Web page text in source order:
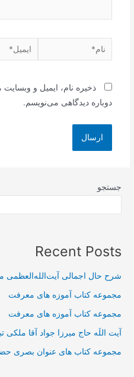
نام* ایمیل*
ذخیره نام، ایمیل و
دوباره دیدگاهی می‌نویسم.
جستجو
Recent Posts
شرح حال اجمالی آیت‌الله‌العظمی
مجموعه کتاب آموزه های معرفت
مجموعه کتاب آموزه های معرفت
آیت اللَه حاج میرزا جواد آقا ملکی
مجموعه کتاب های عنوان بصری